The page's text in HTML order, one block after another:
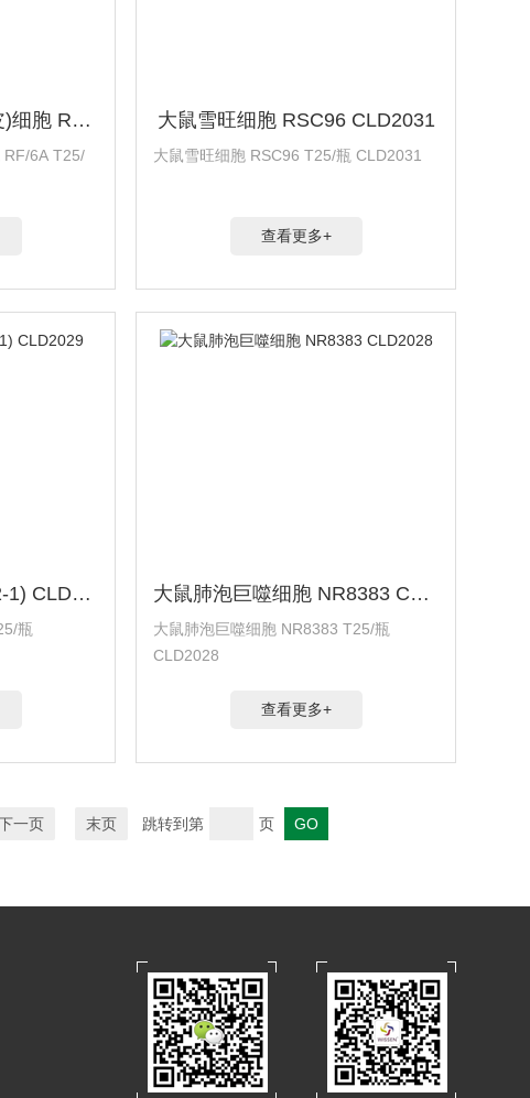
猴脉络膜-视网膜(内皮)细胞 RF/6A CLD2032
RF/6A T25/
大鼠雪旺细胞 RSC96 CLD2031
大鼠雪旺细胞 RSC96 T25/瓶 CLD2031
查看更多+
大鼠心肌细胞 H9c2(2-1) CLD2029
瓶
大鼠肺泡巨噬细胞 NR8383 CLD2028
大鼠肺泡巨噬细胞 NR8383 T25/瓶
CLD2028
查看更多+
一页 末页 跳转到第 页